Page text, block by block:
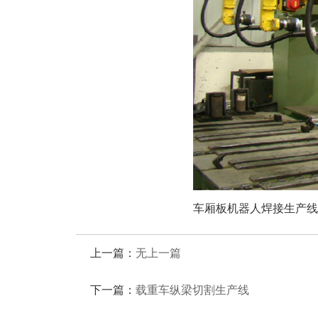
车厢板机器人焊接生产线
上一篇： 无上一篇
下一篇： 载重车纵梁切割生产线